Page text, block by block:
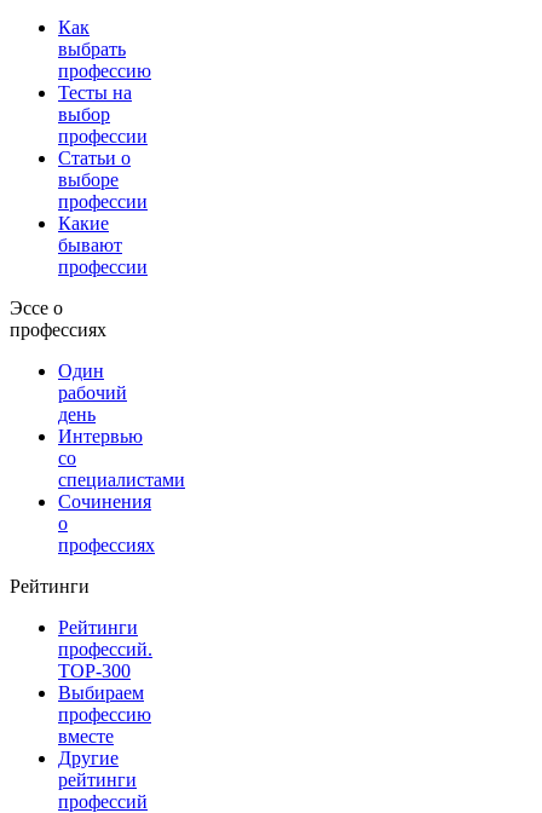
Как
выбрать
профессию
Тесты на
выбор
профессии
Статьи о
выборе
профессии
Какие
бывают
профессии
Эссе о
профессиях
Один
рабочий
день
Интервью
со
специалистами
Сочинения
о
профессиях
Рейтинги
Рейтинги
профессий.
TOP-300
Выбираем
профессию
вместе
Другие
рейтинги
профессий